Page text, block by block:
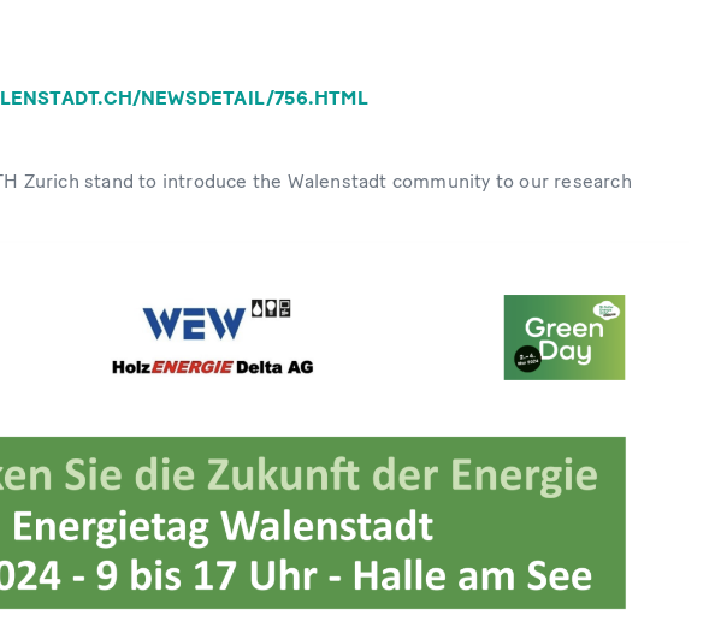
NEWSDETAIL/756.HTML
Zurich stand to introduce the Walenstadt community to our research